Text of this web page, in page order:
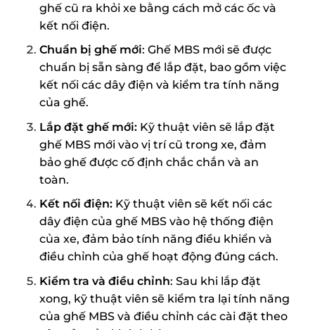
ghế cũ ra khỏi xe bằng cách mở các ốc và
kết nối điện.
Chuẩn bị ghế mới: Ghế MBS mới sẽ được
chuẩn bị sẵn sàng để lắp đặt, bao gồm việc
kết nối các dây điện và kiểm tra tính năng
của ghế.
Lắp đặt ghế mới:Kỹ thuật viên sẽ lắp đặt
ghế MBS mới vào vị trí cũ trong xe, đảm
bảo ghế được cố định chắc chắn và an
toàn.
Kết nối điện:Kỹ thuật viên sẽ kết nối các
dây điện của ghế MBS vào hệ thống điện
của xe, đảm bảo tính năng điều khiển và
điều chỉnh của ghế hoạt động đúng cách.
Kiểm tra và điều chỉnh: Sau khi lắp đặt
xong, kỹ thuật viên sẽ kiểm tra lại tính năng
của ghế MBS và điều chỉnh các cài đặt theo